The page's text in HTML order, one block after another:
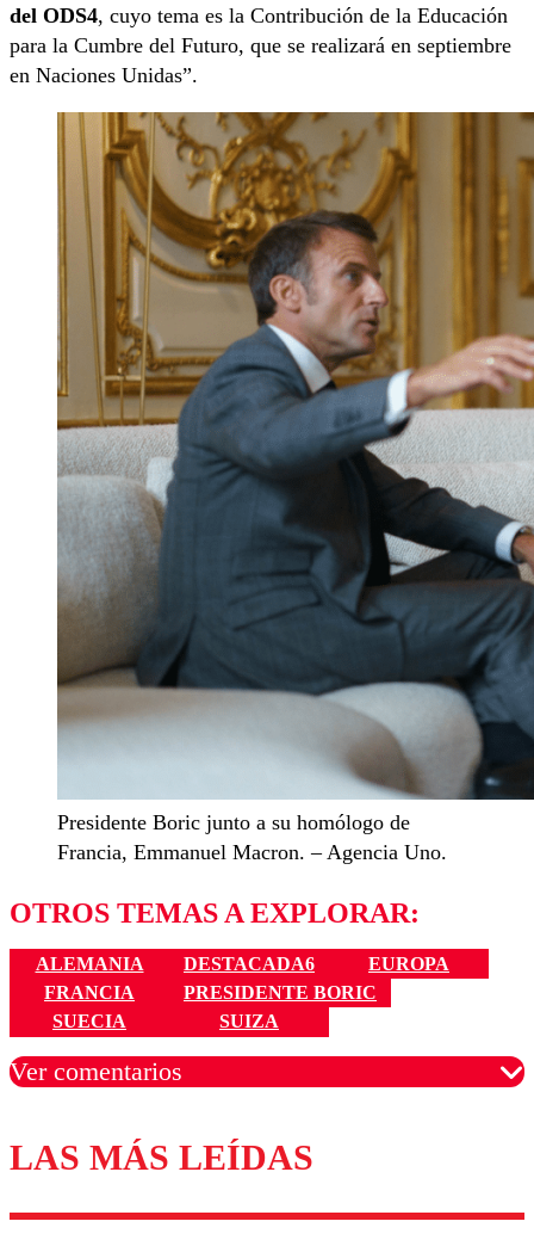
del ODS4, cuyo tema es la Contribución de la Educación
para la Cumbre del Futuro, que se realizará en septiembre
en Naciones Unidas”.
Presidente Boric junto a su homólogo de
Francia, Emmanuel Macron. – Agencia Uno.
OTROS TEMAS A EXPLORAR:
ALEMANIA DESTACADA6
EUROPA
FRANCIA
PRESIDENTE BORIC
SUECIA
SUIZA
Ver comentarios
Los comentarios son moderados para garantizar un
diálogo respetuoso.
Nombre
LAS MÁS LEÍDAS